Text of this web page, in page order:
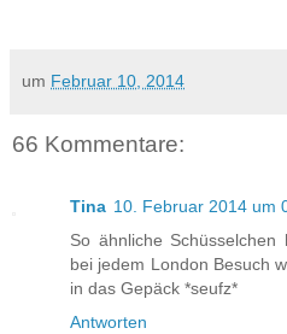
um Februar 10, 2014
66 Kommentare:
Tina 10. Februar 2014 um
So ähnliche
bei jedem London Besuch
in das Gepäck *seufz*
Antworten